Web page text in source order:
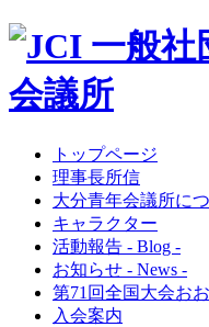
トップページ
理事長所信
大分青年会議所に
キャラクター
活動報告 - Blog -
お知らせ - News -
第71回全国大会お
入会案内